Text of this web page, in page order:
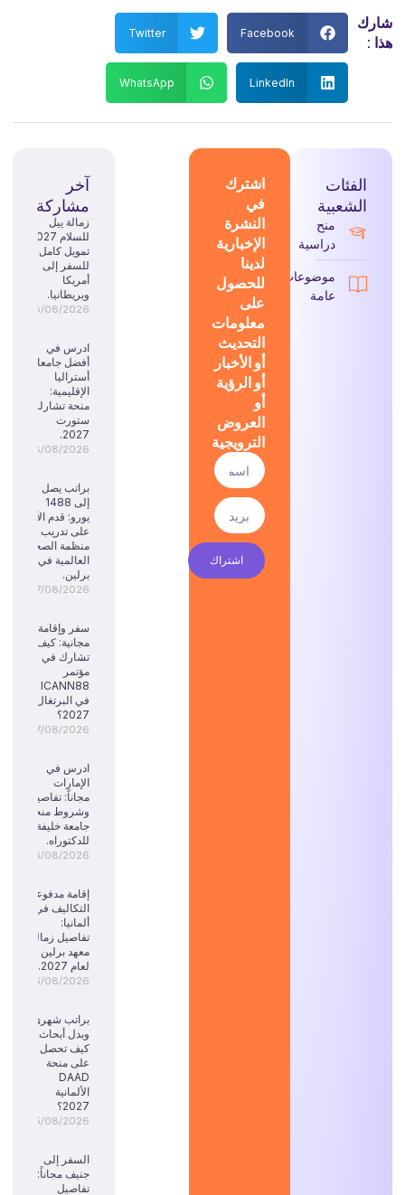
:
Facebook
Twitter
LinkedIn
WhatsApp
الفئات
الشعبية
منح
دراسية
موضوعات
عامة
اشترك
النشرة
الإخبارية
للحصول
على
معلومات
التحديث
أو الأخبار
أو الرؤية
العروض
الترويجية
اشتراك
آخر
مشاركة
زمالة ييل
للسلام 2027:
تمويل كامل
للسفر إلى
أمريكا
وبريطانيا.
08/08/2026
ادرس في
أفضل جامعات
أستراليا
الإقليمية:
منحة تشارلز
ستورت
2027.
08/08/2026
براتب يصل
إلى 1488
يورو: قدم الآن
على تدريب
منظمة الصحة
العالمية في
برلين.
07/08/2026
سفر وإقامة
مجانية: كيف
تشارك في
مؤتمر
ICANN88
في البرتغال
2027؟
07/08/2026
ادرس في
الإمارات
مجاناً: تفاصيل
وشروط منحة
جامعة خليفة
للدكتوراه.
06/08/2026
إقامة مدفوعة
التكاليف في
ألمانيا:
تفاصيل زمالة
معهد برلين
06/08/2026
براتب شهري
وبدل أبحاث:
كيف تحصل
على منحة
DAAD
الألمانية
2027؟
05/08/2026
السفر إلى
جنيف مجاناً:
تفاصيل